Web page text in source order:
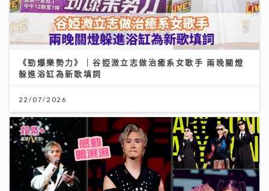
《勁爆樂勢力》｜谷婭溦立志做治癒系女歌手 兩晚關燈
躲進浴缸為新歌填詞
22/07/2026